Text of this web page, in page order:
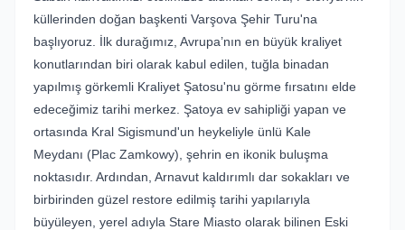
küllerinden doğan başkenti Varşova Şehir Turu'na
başlıyoruz. İlk durağımız, Avrupa’nın en büyük kraliyet
konutlarından biri olarak kabul edilen, tuğla binadan
yapılmış görkemli Kraliyet Şatosu'nu görme fırsatını elde
edeceğimiz tarihi merkez. Şatoya ev sahipliği yapan ve
ortasında Kral Sigismund'un heykeliyle ünlü Kale
Meydanı (Plac Zamkowy), şehrin en ikonik buluşma
noktasıdır. Ardından, Arnavut kaldırımlı dar sokakları ve
birbirinden güzel restore edilmiş tarihi yapılarıyla
büyüleyen, yerel adıyla Stare Miasto olarak bilinen Eski